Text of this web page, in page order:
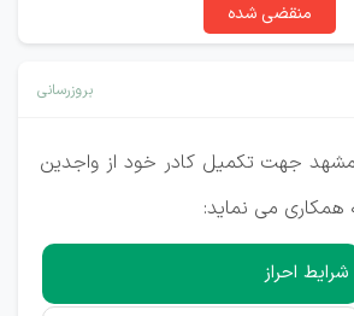
منقضی شده
بروزرسانی
مشهد جهت تکمیل کادر خود از واجدین
همکاری می نماید:
شرایط احراز